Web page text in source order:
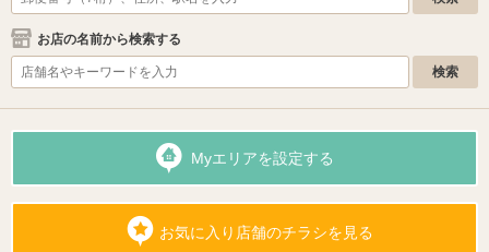
お店の名前から検索する
Myエリアを設定する
お気に入り店舗のチラシを見る